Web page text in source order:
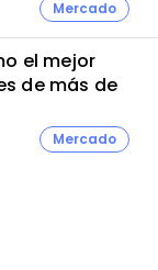
Mercado
el mejor
de más de
Mercado